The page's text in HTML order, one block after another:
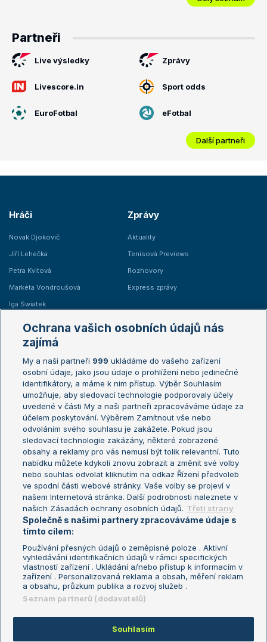
Partneři
Live výsledky Zprávy
Livescore.in Sport odds
EuroFotbal eFotbal
Další partneři
Hráči
Novak Djokovič
Jiří Lehečka
Petra Kvitová
Markéta Vondroušová
Iga Swiatek
Zprávy
Aktuality
Tenisová Previews
Rozhovory
Express zprávy
Žebříčky
Žebříček ATP (muži)
Žebříček WTA (ženy)
Sázkařský žebříček
Australian Open
French Open
Wimbledon
US Open
Turnaj mistrů
Turnaj mistryň
Aktualní trendy
Fotbalové přestupy
Livesport Daily
LS Prague Open
Podmínky užití
Nastavení soukromí
GDPR a žurnalistika
Reklama
Kontakt
Informace o zpracování osobních
údajů
Ochrana vašich osobních údajů nás
zajímá
My a naši partneři 999 ukládáme do vašeho zařízení
osobní údaje, jako jsou údaje o prohlížení nebo jedinečné
identifikátory, a máme k nim přístup. Výběr Souhlasím
umožňuje, aby sledovací technologie podporovaly účely
uvedené v části My a naši partneři zpracováváme údaje za
účelem poskytování. Výběrem Zamítnout vše nebo
odvoláním svého souhlasu je zakážete. Pokud jsou
sledovací technologie zakázány, některé zobrazené
obsahy a reklamy pro vás nemusí být tolik relevantní. Tuto
nabídku můžete kdykoli znovu zobrazit a změnit své volby
nebo souhlas odvolat kliknutím na odkaz Řízení předvoleb
ve spodní části webové stránky. Vaše volby se projeví v
našem Internetová stránka. Další podrobnosti naleznete v
našich Zásadách ochrany osobních údajů. Třetí strany
Společně s našimi partnery zpracováváme údaje s
tímto cílem:
Používání přesných údajů o zeměpisné poloze . Aktivní
vyhledávání identifikačních údajů v rámci specifických
vlastností zařízení . Ukládání a/nebo přístup k informacím v
zařízení . Personalizovaná reklama a obsah, měření reklam
a obsahu, průzkum publika a rozvoj služeb .
Seznam partnerů (dodavatelů)
Souhlasím